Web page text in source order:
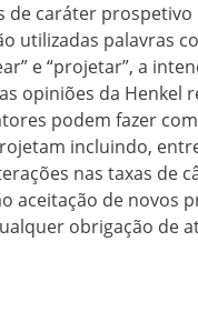
de caráter
utilizadas palavras
e “projetar”, a
opiniões da
podem fazer
incluindo,
nas taxas de
aceitação de novos
obrigação de